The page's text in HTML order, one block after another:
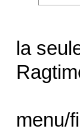
la
menu/